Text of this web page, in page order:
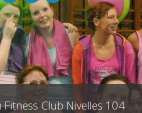
Fitness Club Nivelles 104